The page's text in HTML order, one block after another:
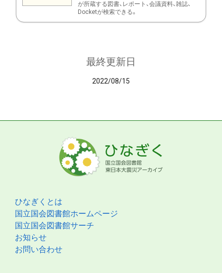
が所蔵する図書、レポート、会議資料、雑誌、
Docketが検索できる。
最終更新日
2022/08/15
ひなぎくとは
国立国会図書館ホームページ
国立国会図書館サーチ
お知らせ
お問い合わせ